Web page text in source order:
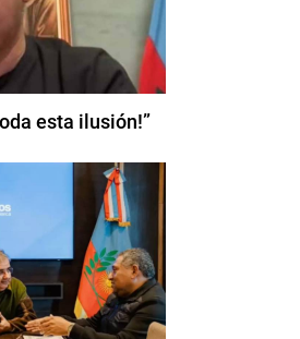
esta ilusión!”